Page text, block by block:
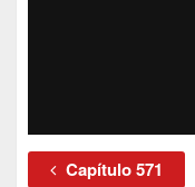
Capítulo 571